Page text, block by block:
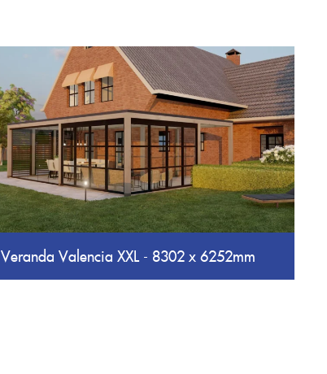
Veranda Valencia XXL - 8302 x 6252mm